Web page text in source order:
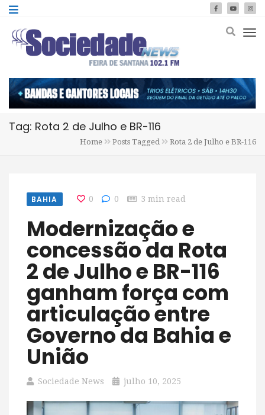
Tag: Rota 2 de Julho e BR-116
Home Posts Tagged Rota 2 de Julho e BR-116
BAHIA 0 0 3 min read
Modernização e
concessão da Rota
2 de Julho e BR-116
ganham força com
articulação entre
Governo da Bahia e
União
Sociedade News julho 10, 2025